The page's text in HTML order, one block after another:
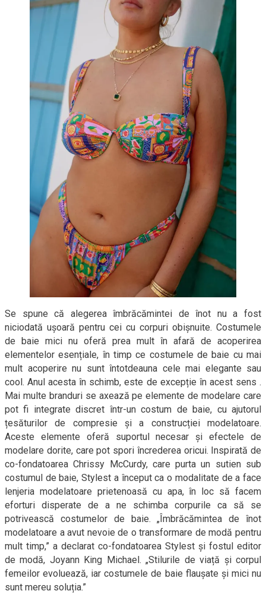
Se spune că alegerea îmbrăcămintei de înot nu a fost
niciodată ușoară pentru cei cu corpuri obișnuite. Costumele
de baie mici nu oferă prea mult în afară de acoperirea
elementelor esențiale, în timp ce costumele de baie cu mai
mult acoperire nu sunt întotdeauna cele mai elegante sau
cool. Anul acesta în schimb, este de excepție în acest sens .
Mai multe branduri se axează pe elemente de modelare care
pot fi integrate discret într-un costum de baie, cu ajutorul
țesăturilor de compresie și a construcției modelatoare.
Aceste elemente oferă suportul necesar și efectele de
modelare dorite, care pot spori încrederea oricui. Inspirată de
co-fondatoarea Chrissy McCurdy, care purta un sutien sub
costumul de baie, Stylest a început ca o modalitate de a face
lenjeria modelatoare prietenoasă cu apa, în loc să facem
eforturi disperate de a ne schimba corpurile ca să se
potrivească costumelor de baie. „Îmbrăcămintea de înot
modelatoare a avut nevoie de o transformare de modă pentru
mult timp,” a declarat co-fondatoarea Stylest și fostul editor
de modă, Joyann King Michael. „Stilurile de viață și corpul
femeilor evoluează, iar costumele de baie flaușate și mici nu
sunt mereu soluția.”